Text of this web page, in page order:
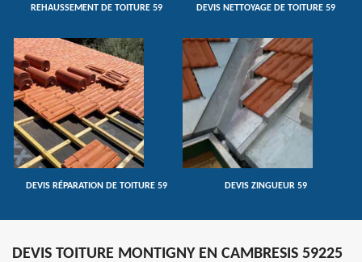
REHAUSSEMENT DE TOITURE 59 DEVIS NETTOYAGE DE TOITURE 59
DEVIS RÉPARATION DE TOITURE 59 DEVIS ZINGUEUR 59
DEVIS TOITURE MONTIGNY EN CAMBRESIS 59225